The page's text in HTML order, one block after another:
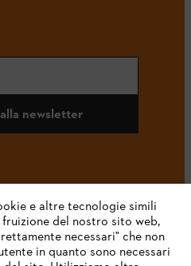
newsletter
#STIHL
e altre tecnologie simili
del nostro sito web,
necessari" che non
in quanto sono necessari